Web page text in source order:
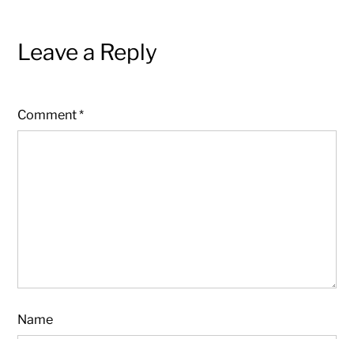
Leave a Reply
Comment*
Name